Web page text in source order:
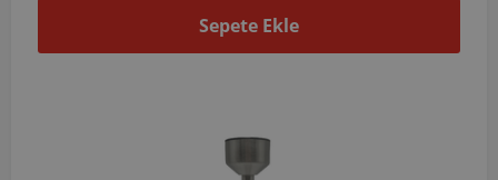
Sepete Ekle